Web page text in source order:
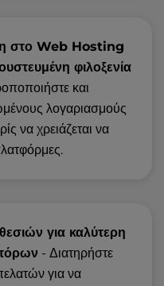
στο Web Hosting
φιλοξενία
και
λογαριασμούς
να χρειάζεται να
για καλύτερη
- Διατηρήστε
για να